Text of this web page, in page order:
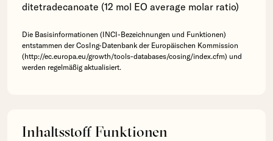
ditetradecanoate (12 mol EO average molar ratio)
Die Basisinformationen (INCI-Bezeichnungen und Funktionen)
entstammen der CosIng-Datenbank der Europäischen Kommission
(http://ec.europa.eu/growth/tools-databases/cosing/index.cfm) und
werden regelmäßig aktualisiert.
Inhaltsstoff Funktionen